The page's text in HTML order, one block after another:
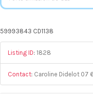
59993843 CD1138
Listing ID: 1828
Contact: Caroline Didelot 07